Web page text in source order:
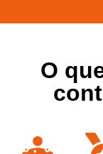
O